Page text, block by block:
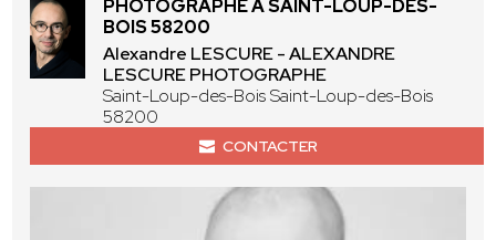
PHOTOGRAPHE À SAINT-LOUP-DES-
BOIS 58200
Alexandre LESCURE - ALEXANDRE
LESCURE PHOTOGRAPHE
Saint-Loup-des-Bois Saint-Loup-des-Bois
58200
CONTACTER